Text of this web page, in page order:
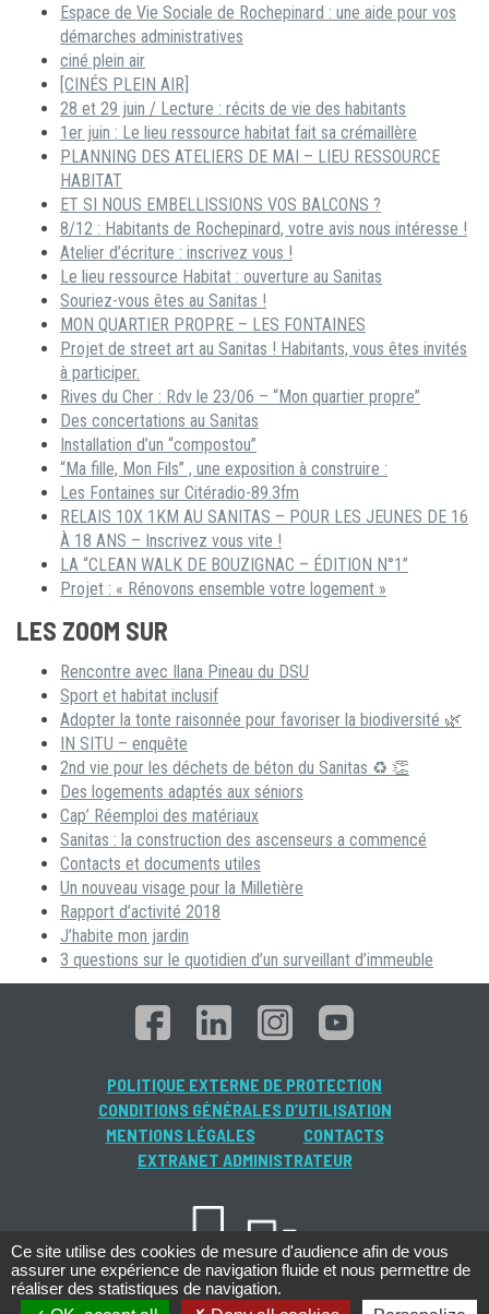
Espace de Vie Sociale de Rochepinard : une aide pour vos
démarches administratives
ciné plein air
[CINÉS PLEIN AIR]
28 et 29 juin / Lecture : récits de vie des habitants
1er juin : Le lieu ressource habitat fait sa crémaillère
PLANNING DES ATELIERS DE MAI – LIEU RESSOURCE
HABITAT
ET SI NOUS EMBELLISSIONS VOS BALCONS ?
8/12 : Habitants de Rochepinard, votre avis nous intéresse !
Atelier d’écriture : inscrivez vous !
Le lieu ressource Habitat : ouverture au Sanitas
Souriez-vous êtes au Sanitas !
MON QUARTIER PROPRE – LES FONTAINES
Projet de street art au Sanitas ! Habitants, vous êtes invités
à participer.
Rives du Cher : Rdv le 23/06 – “Mon quartier propre”
Des concertations au Sanitas
Installation d’un “compostou”
“Ma fille, Mon Fils” , une exposition à construire :
Les Fontaines sur Citéradio-89.3fm
RELAIS 10X 1KM AU SANITAS – POUR LES JEUNES DE 16
À 18 ANS – Inscrivez vous vite !
LA “CLEAN WALK DE BOUZIGNAC – ÉDITION N°1”
Projet : « Rénovons ensemble votre logement »
LES ZOOM SUR
Rencontre avec Ilana Pineau du DSU
Sport et habitat inclusif
Adopter la tonte raisonnée pour favoriser la biodiversité 🌿
IN SITU – enquête
2nd vie pour les déchets de béton du Sanitas ♻ 👏
Des logements adaptés aux séniors
Cap’ Réemploi des matériaux
Sanitas : la construction des ascenseurs a commencé
Contacts et documents utiles
Un nouveau visage pour la Milletière
Rapport d’activité 2018
J’habite mon jardin
3 questions sur le quotidien d’un surveillant d’immeuble
POLITIQUE EXTERNE DE PROTECTION
CONDITIONS GÉNÉRALES D’UTILISATION
MENTIONS LÉGALES
CONTACTS
EXTRANET ADMINISTRATEUR
Ce site utilise des cookies de mesure d'audience afin de vous
assurer une expérience de navigation fluide et nous permettre de
réaliser des statistiques de navigation.